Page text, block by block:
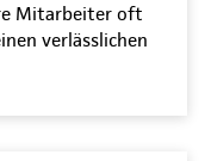
Mitarbeiter oft
verlässlichen